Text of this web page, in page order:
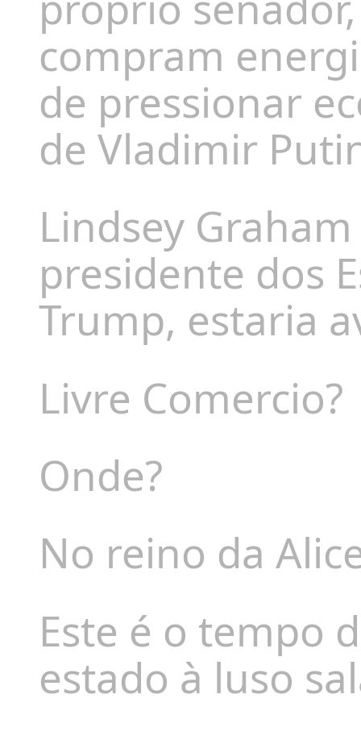
compram
de pressionar
de Vladimir
Lindsey
presidente dos
Trump, estaria
Livre Comercio?
Onde?
No reino da
Este é o tempo
estado à luso